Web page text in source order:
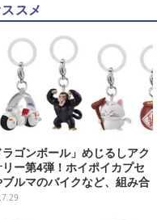
スメ
ラゴンボール」めじるしアク
ー第4弾！ホイポイカプセ
ルマのバイクなど、組み合
も楽しい全5種